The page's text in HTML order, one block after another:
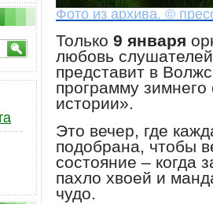
Фото из архива. ©
Только 9 января
любовь
представит в
программу
истории».
Это вечер, где
подобрана, чтобы
состояние – когда
пахло хвоей и
чудо.